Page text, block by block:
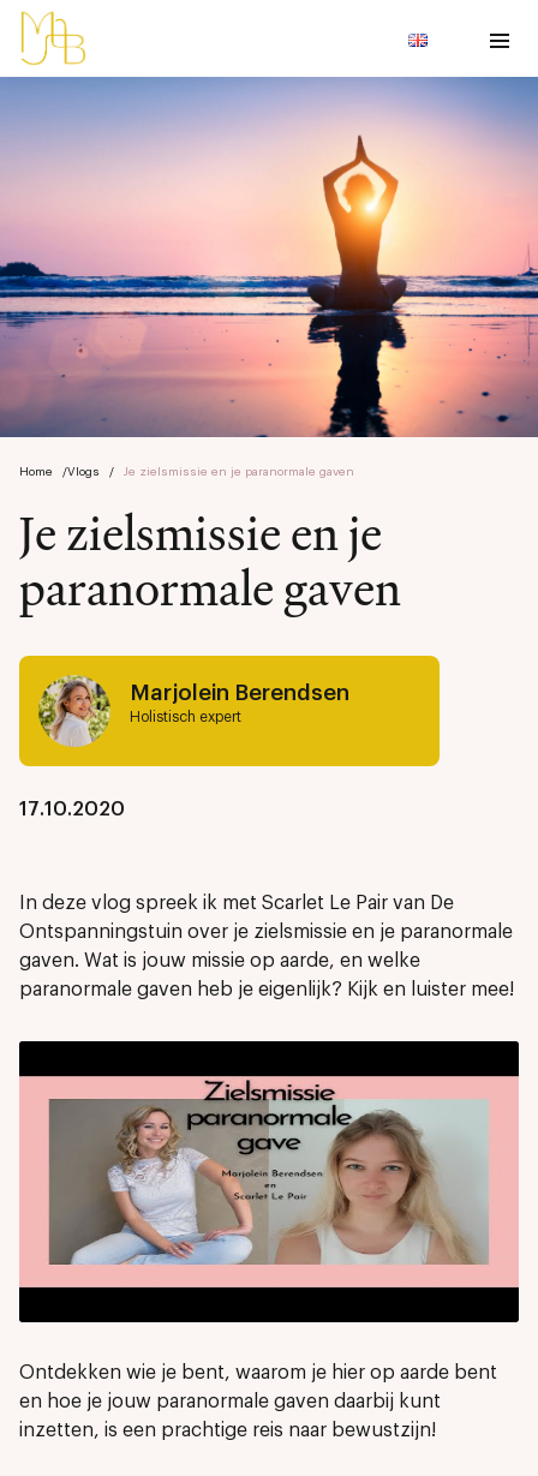
Home /Vlogs / Je zielsmissie en je paranormale gaven
Je zielsmissie en je
paranormale gaven
Marjolein Berendsen
Holistisch expert
17.10.2020
In deze vlog spreek ik met Scarlet Le Pair van De
Ontspanningstuin over je zielsmissie en je paranormale
gaven. Wat is jouw missie op aarde, en welke
paranormale gaven heb je eigenlijk? Kijk en luister mee!
Ontdekken wie je bent, waarom je hier op aarde bent
en hoe je jouw paranormale gaven daarbij kunt
inzetten, is een prachtige reis naar bewustzijn!